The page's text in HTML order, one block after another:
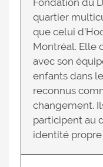
Fondation du
quartier
que celui
Montréal. Elle
avec son
enfants dans
reconnus
changement.
participent au
identité